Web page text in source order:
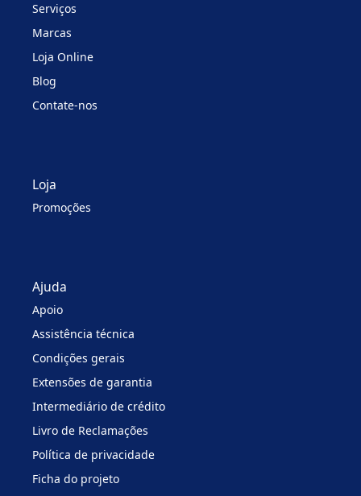
Serviços
Marcas
Loja Online
Blog
Contate-nos
Loja
Promoções
Ajuda
Apoio
Assistência técnica
Condições gerais
Extensões de garantia
Intermediário de crédito
Livro de Reclamações
Política de privacidade
Ficha do projeto